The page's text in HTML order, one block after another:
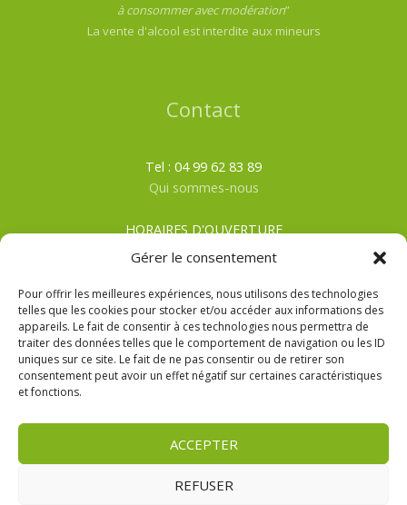
Gérer le consentement
Pour offrir les meilleures expériences, nous utilisons des technologies
telles que les cookies pour stocker et/ou accéder aux informations des
appareils. Le fait de consentir à ces technologies nous permettra de
traiter des données telles que le comportement de navigation ou les ID
uniques sur ce site. Le fait de ne pas consentir ou de retirer son
consentement peut avoir un effet négatif sur certaines caractéristiques
et fonctions.
ACCEPTER
REFUSER
à consommer avec modération”
La vente d'alcool est interdite aux mineurs
Contact
Tel : 04 99 62 83 89
Qui sommes-nous
HORAIRES D'OUVERTURE
Du lundi au samedi
HIVER: De 8h00 à 19h00
CGV
Mentions Légales
Politique de confidentialité
Copyright © 2026 | La Cabane Drive Mauguio Réalisation